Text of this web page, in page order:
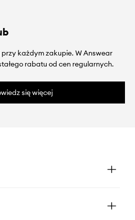
przy każdym zakupie. W Answear
rabatu od cen regularnych.
się więcej